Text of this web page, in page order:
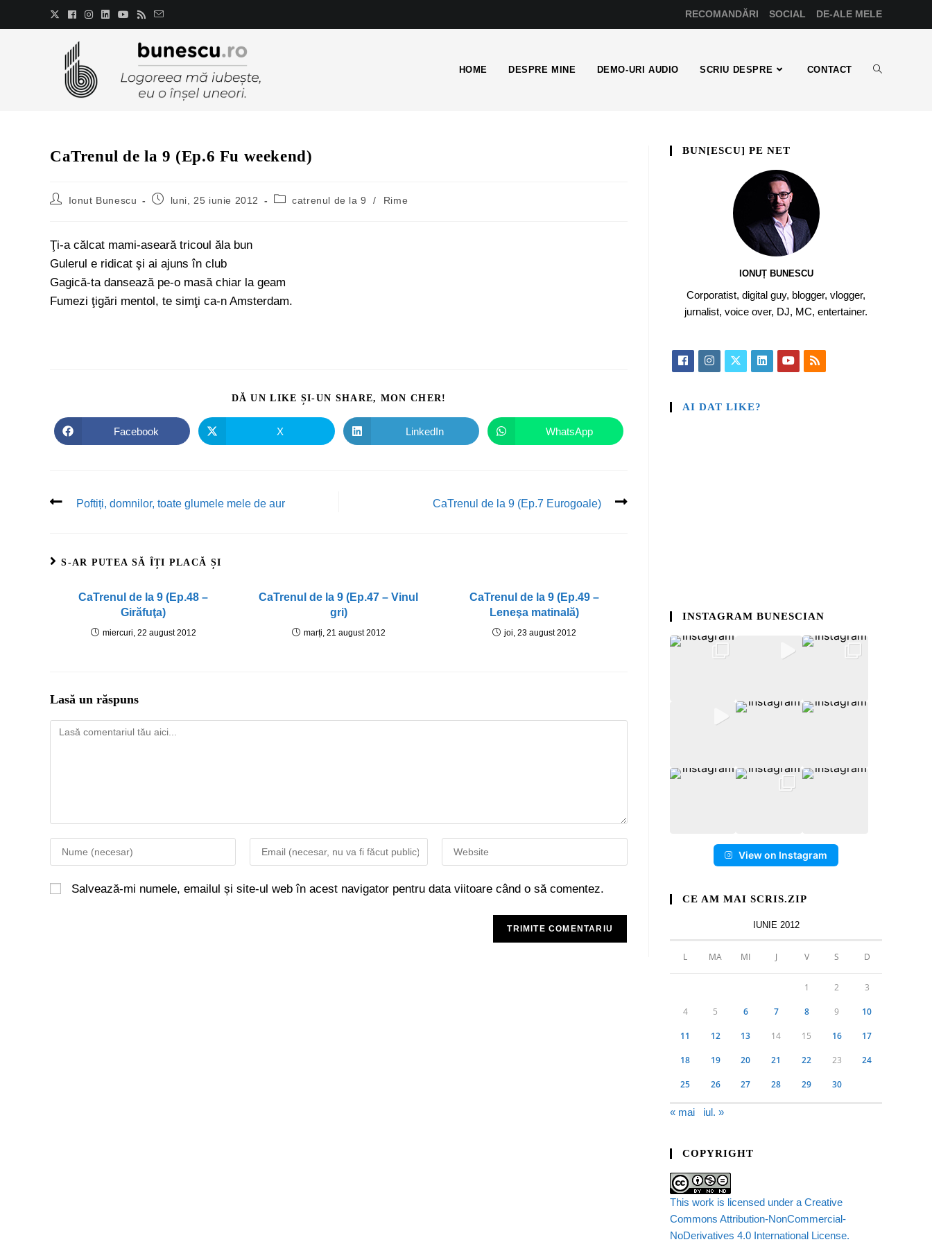
RECOMANDĂRI SOCIAL DE-ALE MELE
HOME DESPRE MINE DEMO-URI AUDIO SCRIU DESPRE CONTACT
CaTrenul de la 9 (Ep.6 Fu weekend)
Ionut Bunescu luni, 25 iunie 2012 catrenul de la 9 / Rime
Ţi-a călcat mami-aseară tricoul ăla bun
Gulerul e ridicat şi ai ajuns în club
Gagică-ta dansează pe-o masă chiar la geam
Fumezi ţigări mentol, te simţi ca-n Amsterdam.
DĂ UN LIKE ȘI-UN SHARE, MON CHER!
Facebook X LinkedIn WhatsApp
Poftiți, domnilor, toate glumele mele de aur CaTrenul de la 9 (Ep.7 Eurogoale)
S-AR PUTEA SĂ ÎȚI PLACĂ ȘI
CaTrenul de la 9 (Ep.48 –
Girăfuţa)
miercuri, 22 august 2012
CaTrenul de la 9 (Ep.47 – Vinul
gri)
marți, 21 august 2012
CaTrenul de la 9 (Ep.49 –
Leneşa matinală)
joi, 23 august 2012
Lasă un răspuns
Salvează-mi numele, emailul și site-ul web în acest navigator pentru data viitoare când o să comentez.
BUN[ESCU] PE NET
IONUȚ BUNESCU
Corporatist, digital guy, blogger, vlogger,
jurnalist, voice over, DJ, MC, entertainer.
AI DAT LIKE?
INSTAGRAM BUNESCIAN
View on Instagram
CE AM MAI SCRIS.ZIP
IUNIE 2012
L MA MI J V S D
1 2 3
4 5 6 7 8 9 10
11 12 13 14 15 16 17
18 19 20 21 22 23 24
25 26 27 28 29 30
« mai iul. »
COPYRIGHT
This work is licensed under a Creative
Commons Attribution-NonCommercial-
NoDerivatives 4.0 International License.